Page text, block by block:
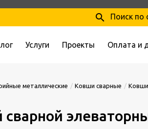
search Поиск по
Услуги Проекты Оплата и
металлические Ковши сварные Ковши